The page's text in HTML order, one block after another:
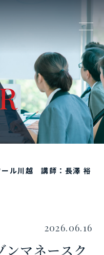
ル川越 講師：長澤 裕
2026.06.16
マネースク